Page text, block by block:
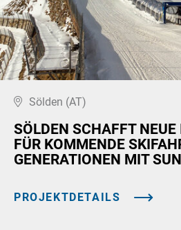
Sölden (AT)
SÖLDEN SCHAFFT
FÜR KOMMENDE
GENERATIONEN MIT
PROJEKTDETAILS